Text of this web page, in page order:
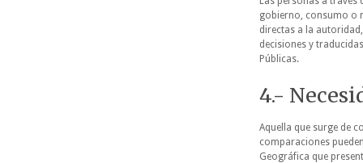
gobierno, consumo o
directas a la
decisiones y
Públicas.
4.-
Aquella que surge de
comparaciones
Geográfica que